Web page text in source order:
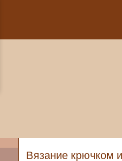
Вязание крючком